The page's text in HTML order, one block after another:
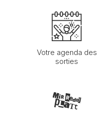
Votre agenda des
sorties